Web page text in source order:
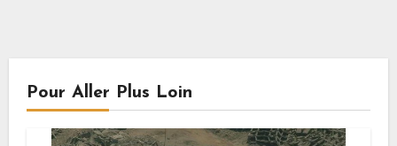
Pour Aller Plus Loin